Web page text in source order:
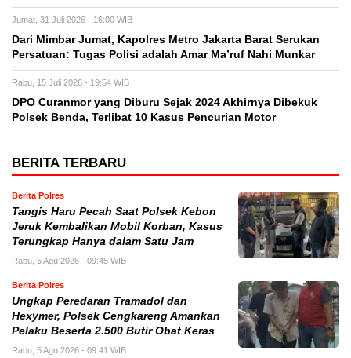
Jumat, 31 Juli 2026 - 16:00 WIB
Dari Mimbar Jumat, Kapolres Metro Jakarta Barat Serukan
Persatuan: Tugas Polisi adalah Amar Ma’ruf Nahi Munkar
Rabu, 15 Juli 2026 - 19:54 WIB
DPO Curanmor yang Diburu Sejak 2024 Akhirnya Dibekuk
Polsek Benda, Terlibat 10 Kasus Pencurian Motor
BERITA TERBARU
Berita Polres
Tangis Haru Pecah Saat Polsek Kebon
Jeruk Kembalikan Mobil Korban, Kasus
Terungkap Hanya dalam Satu Jam
Rabu, 5 Agu 2026 - 09:45 WIB
Berita Polres
Ungkap Peredaran Tramadol dan
Hexymer, Polsek Cengkareng Amankan
Pelaku Beserta 2.500 Butir Obat Keras
Rabu, 5 Agu 2026 - 09:41 WIB